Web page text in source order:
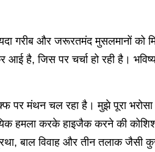
गरीब और जरूरतमंद मुसलमानों को
है, जिस पर चर्चा हो रही है।
पर मंथन चल रहा है। मुझे पूरा
हमला करके हाइजैक करने की
बाल विवाह और तीन तलाक जैसी